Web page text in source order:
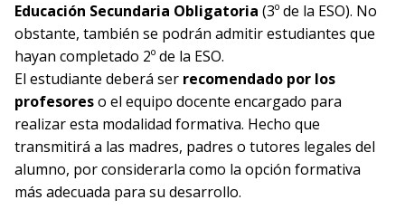
Educación Secundaria Obligatoria (3º de la ESO). No
obstante, también se podrán admitir estudiantes que
hayan completado 2º de la ESO.
El estudiante deberá ser recomendado por los
profesoreso el equipo docente encargado para
realizar esta modalidad formativa. Hecho que
transmitirá a las madres, padres o tutores legales del
alumno, por considerarla como la opción formativa
más adecuada para su desarrollo.